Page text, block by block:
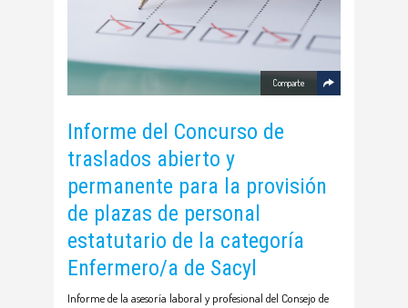
Comparte
Informe del Concurso de
traslados abierto y
permanente para la provisión
de plazas de personal
estatutario de la categoría
Enfermero/a de Sacyl
Informe de la asesoría laboral y profesional del Consejo de